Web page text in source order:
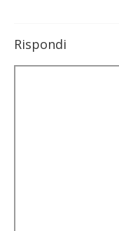
Rispondi